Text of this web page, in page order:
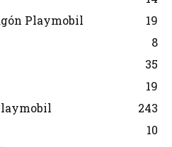
Playmobil
19
8
35
19
243
10